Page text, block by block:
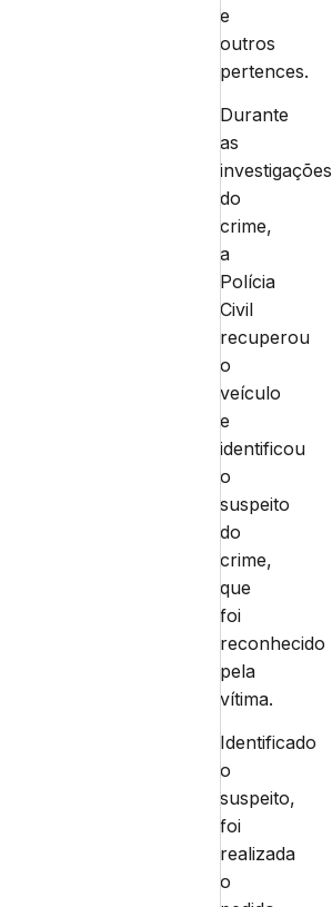
e
outros
pertences.
Durante
as
investigações
do
crime,
a
Polícia
Civil
recuperou
o
veículo
e
identificou
o
suspeito
do
crime,
que
foi
reconhecido
pela
vítima.
Identificado
o
suspeito,
foi
realizada
o